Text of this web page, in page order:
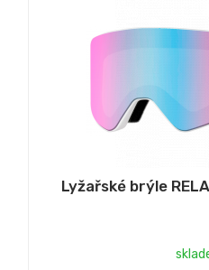
Lyžařské brýle